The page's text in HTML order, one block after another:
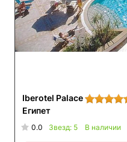
Iberotel Palace
Египет
0.0 Звезд: 5 В наличии